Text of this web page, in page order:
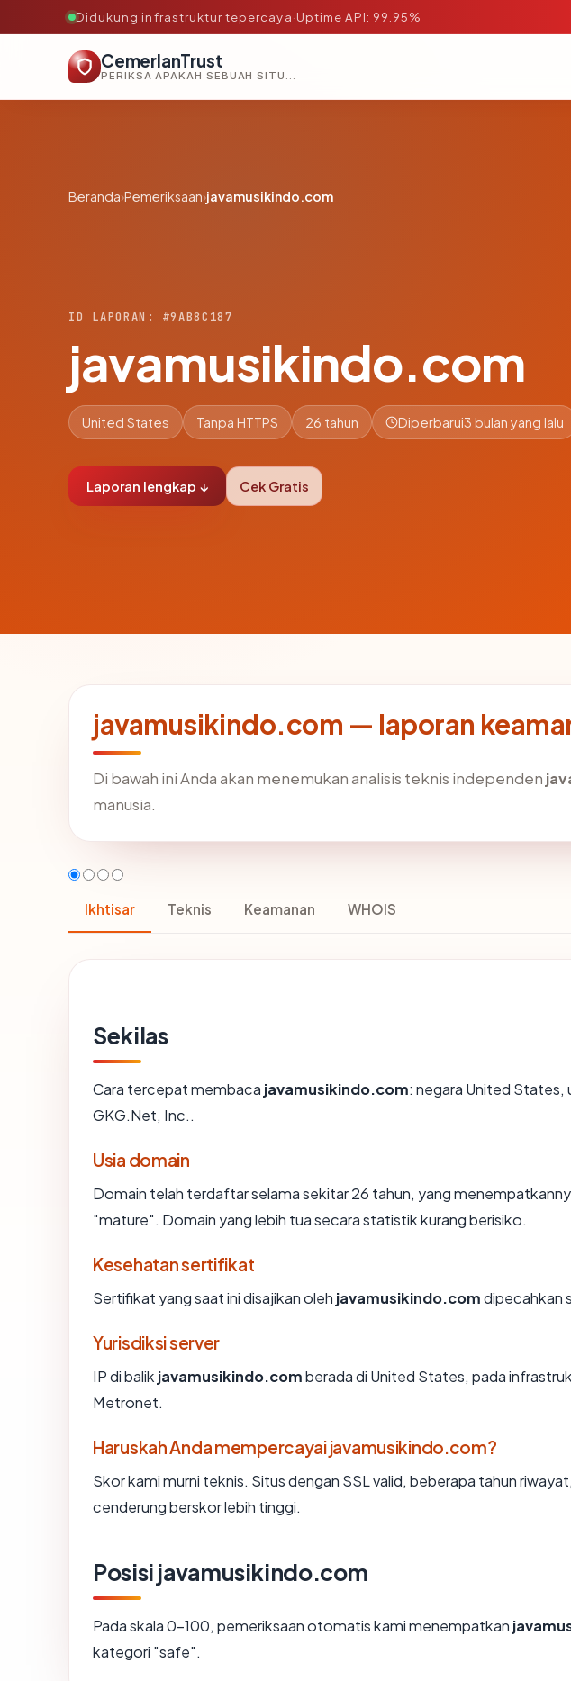
Didukung infrastruktur tepercaya·Uptime API: 99.95%
CemerlanTrust
PERIKSA APAKAH SEBUAH SITUS AMAN, TEPERCAYA, DAN TERVERIFIKASI DALAM HITUNGAN DETIK.
Beranda›Pemeriksaan›javamusikindo.com
ID LAPORAN: #9AB8C187
javamusikindo.com
United States Tanpa HTTPS 26 tahun Diperbarui3 bulan yang lalu
Laporan lengkap ↓ Cek Gratis
javamusikindo.com — laporan
Di bawah ini Anda akan menemukan analisis teknis independen
manusia.
Ikhtisar Teknis Keamanan WHOIS
Sekilas
Cara tercepat membaca javamusikindo.com: negara United States,
GKG.Net, Inc..
Usia domain
Domain telah terdaftar selama sekitar 26 tahun, yang
"mature". Domain yang lebih tua secara statistik kurang berisiko.
Kesehatan sertifikat
Sertifikat yang saat ini disajikan oleh javamusikindo.comdipecahkan
Yurisdiksi server
IP di balik javamusikindo.comberada di United States, pada
Metronet.
Haruskah Anda mempercayai javamusikindo.com?
Skor kami murni teknis. Situs dengan SSL valid, beberapa tahun
cenderung berskor lebih tinggi.
Posisi javamusikindo.com
Pada skala 0-100, pemeriksaan otomatis kami menempatkan
kategori "safe".